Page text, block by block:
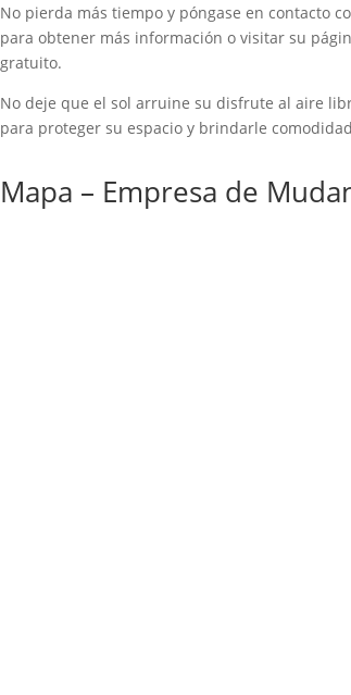
No pierda más tiempo y póngase en contacto
para obtener más información o visitar su
gratuito.
No deje que el sol arruine su disfrute al aire
para proteger su espacio y brindarle
Mapa – Empresa de